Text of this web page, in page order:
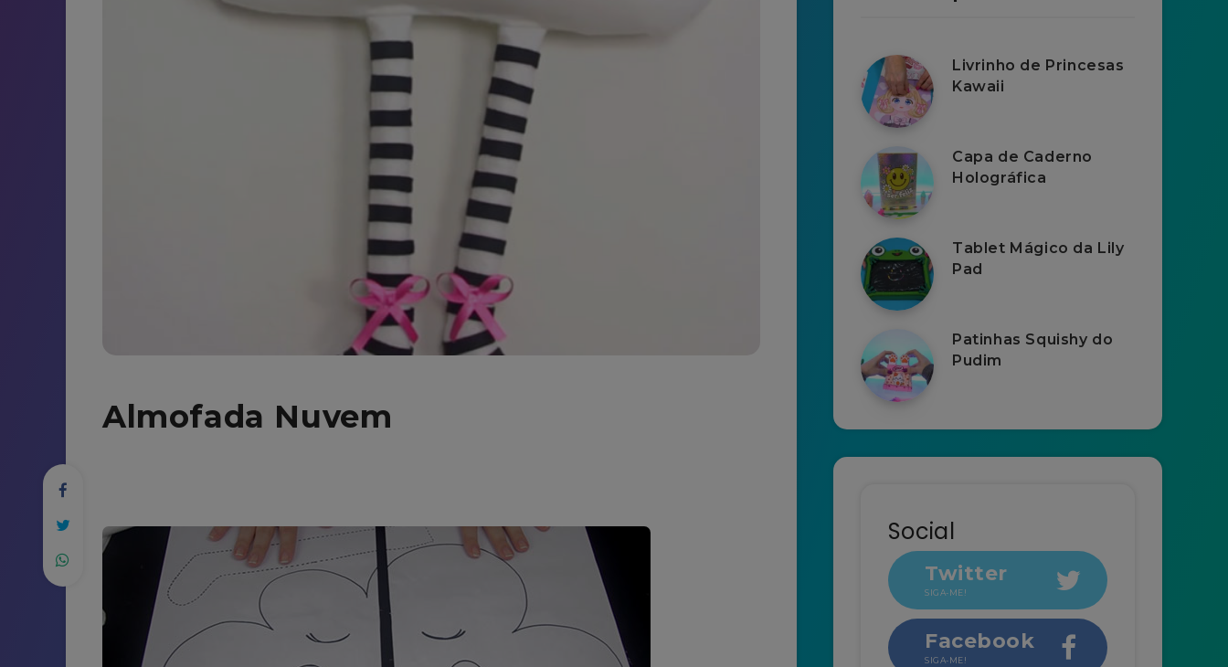
Almofada Nuvem
Livrinho de Princesas
Kawaii
Capa de Caderno
Holográfica
Tablet Mágico da Lily
Pad
Patinhas Squishy do
Pudim
Social
Twitter
SIGA-ME!
Facebook
SIGA-ME!